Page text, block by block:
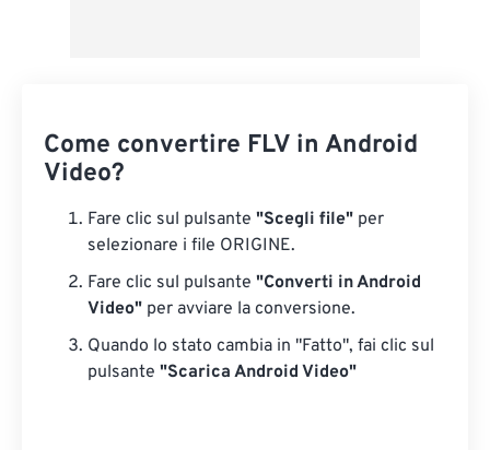
Come convertire FLV in Android
Video?
Fare clic sul pulsante "Scegli file" per
selezionare i file ORIGINE.
Fare clic sul pulsante "Converti in Android
Video" per avviare la conversione.
Quando lo stato cambia in "Fatto", fai clic sul
pulsante "Scarica Android Video"